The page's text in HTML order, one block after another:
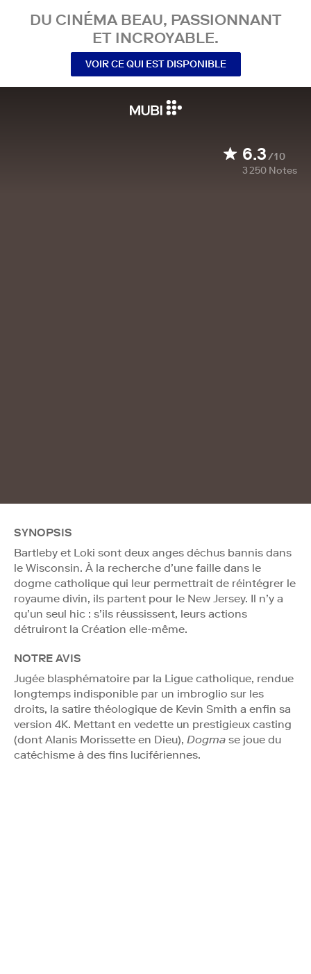
DU CINÉMA BEAU, PASSIONNANT
ET INCROYABLE.
VOIR CE QUI EST DISPONIBLE
6.3/10
3 250 Notes
SYNOPSIS
Bartleby et Loki sont deux anges déchus bannis dans
le Wisconsin. À la recherche d’une faille dans le
dogme catholique qui leur permettrait de réintégrer le
royaume divin, ils partent pour le New Jersey. Il n’y a
qu’un seul hic : s’ils réussissent, leurs actions
détruiront la Création elle-même.
NOTRE AVIS
Jugée blasphématoire par la Ligue catholique, rendue
longtemps indisponible par un imbroglio sur les
droits, la satire théologique de Kevin Smith a enfin sa
version 4K. Mettant en vedette un prestigieux casting
(dont Alanis Morissette en Dieu), Dogma se joue du
catéchisme à des fins lucifériennes.